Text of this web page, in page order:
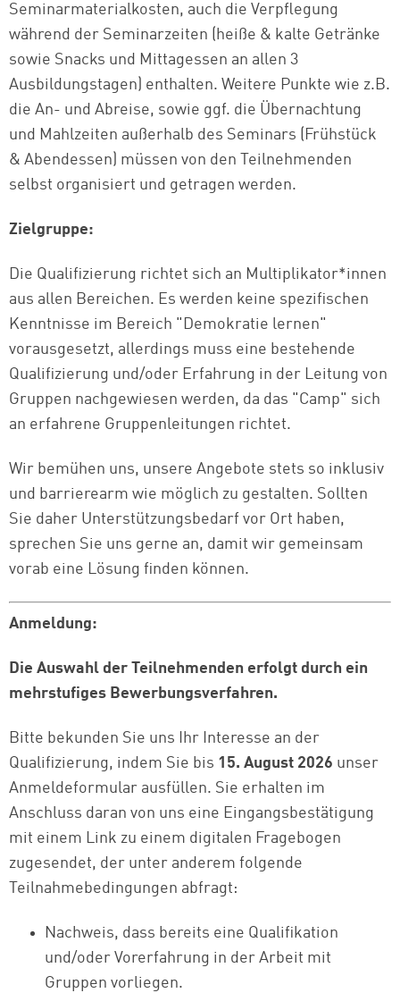
Seminarmaterialkosten, auch die Verpflegung
während der Seminarzeiten (heiße & kalte Getränke
sowie Snacks und Mittagessen an allen 3
Ausbildungstagen) enthalten. Weitere Punkte wie z.B.
die An- und Abreise, sowie ggf. die Übernachtung
und Mahlzeiten außerhalb des Seminars (Frühstück
& Abendessen) müssen von den Teilnehmenden
selbst organisiert und getragen werden.
Zielgruppe:
Die Qualifizierung richtet sich an Multiplikator*innen
aus allen Bereichen. Es werden keine spezifischen
Kenntnisse im Bereich "Demokratie lernen"
vorausgesetzt, allerdings muss eine bestehende
Qualifizierung und/oder Erfahrung in der Leitung von
Gruppen nachgewiesen werden, da das "Camp" sich
an erfahrene Gruppenleitungen richtet.
Wir bemühen uns, unsere Angebote stets so inklusiv
und barrierearm wie möglich zu gestalten. Sollten
Sie daher Unterstützungsbedarf vor Ort haben,
sprechen Sie uns gerne an, damit wir gemeinsam
vorab eine Lösung finden können.
Anmeldung:
Die Auswahl der Teilnehmenden erfolgt durch ein
mehrstufiges Bewerbungsverfahren.
Bitte bekunden Sie uns Ihr Interesse an der
Qualifizierung, indem Sie bis 15. August 2026 unser
Anmeldeformular ausfüllen. Sie erhalten im
Anschluss daran von uns eine Eingangsbestätigung
mit einem Link zu einem digitalen Fragebogen
zugesendet, der unter anderem folgende
Teilnahmebedingungen abfragt:
Nachweis, dass bereits eine Qualifikation
und/oder Vorerfahrung in der Arbeit mit
Gruppen vorliegen.